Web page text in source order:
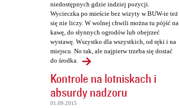
niedostępnych gdzie indziej pozycji.
Wycieczka po mieście bez wizyty w BUW-ie też
się nie liczy. W wolnej chwili można tu pójść na
kawę, do słynnych ogrodów lub obejrzeć
wystawę. Wszystko dla wszystkich, od ręki i na
miejscu. No tak, ale najpierw trzeba się dostać
do środka.
Kontrole na lotniskach i
absurdy nadzoru
01.09.2015